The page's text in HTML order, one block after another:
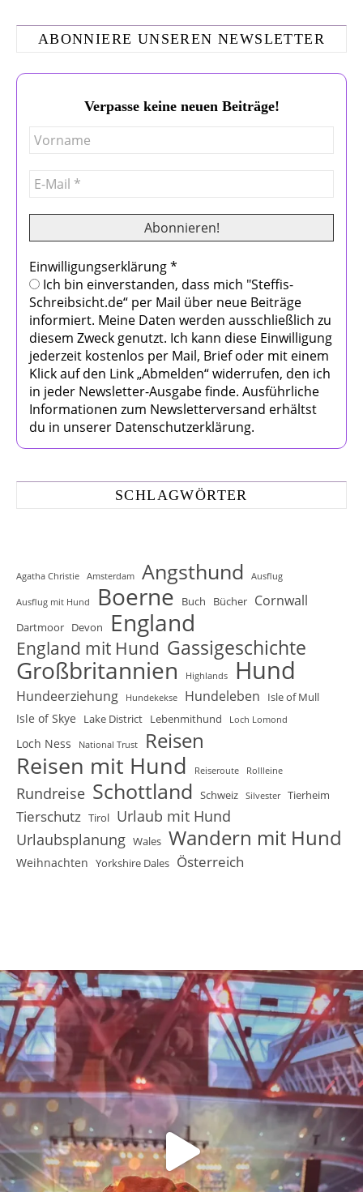
ABONNIERE UNSEREN NEWSLETTER
Verpasse keine neuen Beiträge!
Einwilligungserklärung*
Ich bin einverstanden, dass mich "Steffis-
Schreibsicht.de“ per Mail über neue Beiträge
informiert. Meine Daten werden ausschließlich zu
diesem Zweck genutzt. Ich kann diese Einwilligung
jederzeit kostenlos per Mail, Brief oder mit einem
Klick auf den Link „Abmelden“ widerrufen, den ich
in jeder Newsletter-Ausgabe finde. Ausführliche
Informationen zum Newsletterversand erhältst
du in unserer Datenschutzerklärung.
SCHLAGWÖRTER
Agatha Christie Amsterdam Angsthund Ausflug
Ausflug mit Hund Boerne Buch Bücher Cornwall
Dartmoor Devon England
England mit Hund Gassigeschichte
Großbritannien Highlands Hund
Hundeerziehung Hundekekse Hundeleben Isle of Mull
Isle of Skye Lake District Lebenmithund Loch Lomond
Loch Ness National Trust Reisen
Reisen mit Hund Reiseroute Rollleine
Rundreise Schottland Schweiz Silvester Tierheim
Tierschutz Tirol Urlaub mit Hund
Urlaubsplanung Wales Wandern mit Hund
Weihnachten Yorkshire Dales Österreich